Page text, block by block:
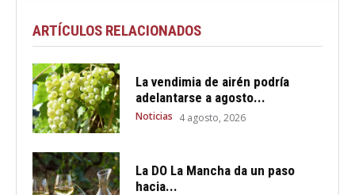
ARTÍCULOS RELACIONADOS
La vendimia de airén podría
adelantarse a agosto...
Noticias 4 agosto, 2026
La DO La Mancha da un paso
hacia...